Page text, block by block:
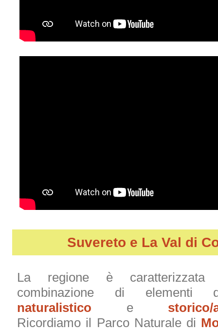
Suvereto e La Val di
La regione è caratterizzata
combinazione di elementi
naturalistico e storico/
Ricordiamo il Parco Naturale di